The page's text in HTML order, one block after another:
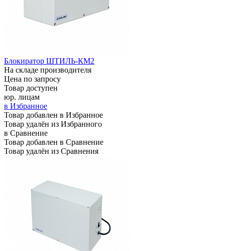
Блокиратор ШТИЛЬ-КМ2
На складе производителя
Цена по запросу
Товар доступен
юр. лицам
в Избранное
Товар добавлен в Избранное
Товар удалён из Избранного
в Сравнение
Товар добавлен в Сравнение
Товар удалён из Сравнения